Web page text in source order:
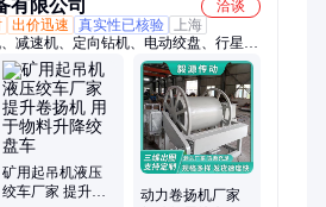
有限公司
洽谈
出价迅速 真实性已核验
上海
减速机、定向钻机、电动绞盘、行星齿
、提升绞车、汽车绞盘、总成轴承、液
通非开挖、绞盘尼龙绳、越野车绞盘、
、插秧机绞盘、机械排绳器、拖拉机货
小吊机、绞盘平板拖车、输出轴行星架
矿用起吊机液压
绞车厂家 提升卷
动力卷扬机厂家